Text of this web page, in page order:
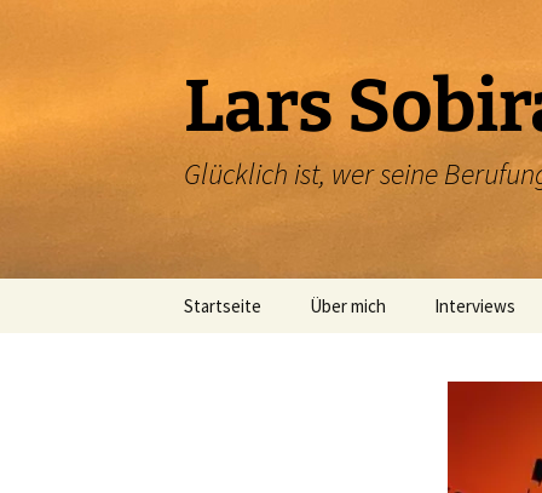
Lars
Glücklich ist, wer seine
Startseite Über mich Interviews